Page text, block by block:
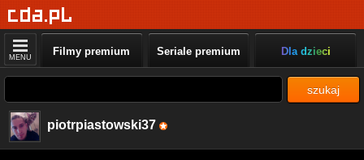
MENU Filmy premium Seriale premium Dla dzieci
szukaj
piotrpiastowski37